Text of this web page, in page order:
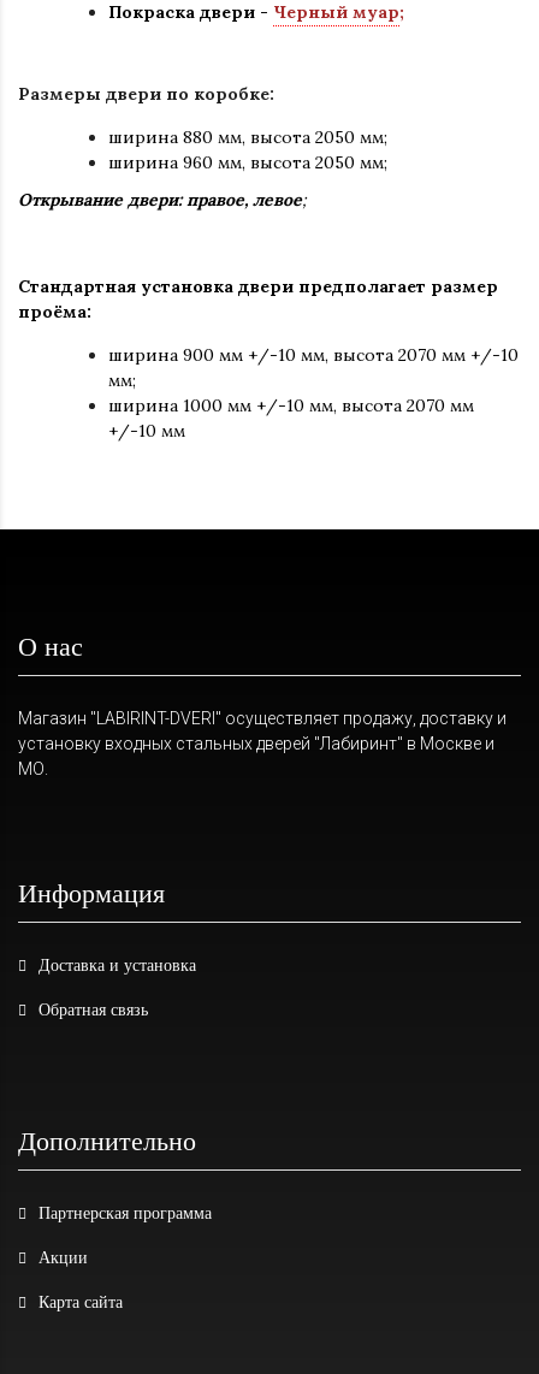
Покраска двери - Черный муар;
Размеры двери по коробке:
ширина 880 мм, высота 2050 мм;
ширина 960 мм, высота 2050 мм;
Открывание двери: правое, левое;
Стандартная установка двери предполагает размер
проёма:
ширина 900 мм +/-10 мм, высота 2070 мм +/-10
мм;
ширина 1000 мм +/-10 мм, высота 2070 мм
+/-10 мм
О нас
Магазин "LABIRINT-DVERI" осуществляет продажу, доставку и
установку входных стальных дверей "Лабиринт" в Москве и
МО.
Информация
Доставка и установка
Обратная связь
Дополнительно
Партнерская программа
Акции
Карта сайта